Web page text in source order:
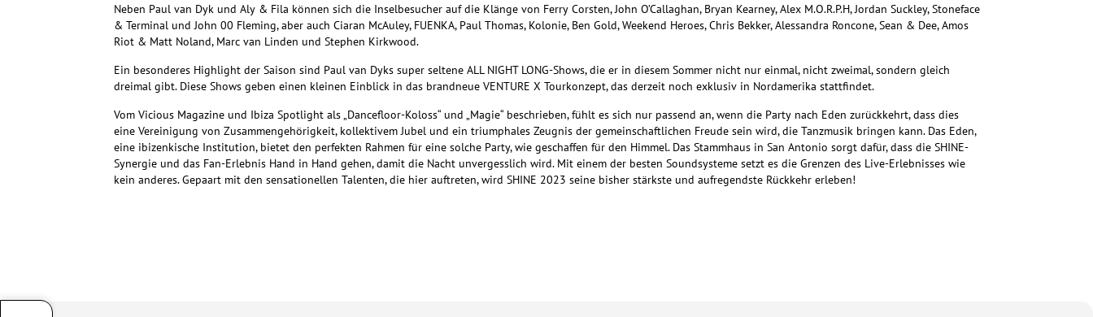
Neben Paul van Dyk und Aly & Fila können sich die Inselbesucher auf die Klänge von Ferry Corsten, John O’Callaghan, Bryan Kearney, Alex M.O.R.P.H, Jordan Suckley, Stoneface
& Terminal und John 00 Fleming, aber auch Ciaran McAuley, FUENKA, Paul Thomas, Kolonie, Ben Gold, Weekend Heroes, Chris Bekker, Alessandra Roncone, Sean & Dee, Amos
Riot & Matt Noland, Marc van Linden und Stephen Kirkwood.
Ein besonderes Highlight der Saison sind Paul van Dyks super seltene ALL NIGHT LONG-Shows, die er in diesem Sommer nicht nur einmal, nicht zweimal, sondern gleich
dreimal gibt. Diese Shows geben einen kleinen Einblick in das brandneue VENTURE X Tourkonzept, das derzeit noch exklusiv in Nordamerika stattfindet.
Vom Vicious Magazine und Ibiza Spotlight als „Dancefloor-Koloss“ und „Magie“ beschrieben, fühlt es sich nur passend an, wenn die Party nach Eden zurückkehrt, dass dies
eine Vereinigung von Zusammengehörigkeit, kollektivem Jubel und ein triumphales Zeugnis der gemeinschaftlichen Freude sein wird, die Tanzmusik bringen kann. Das Eden,
eine ibizenkische Institution, bietet den perfekten Rahmen für eine solche Party, wie geschaffen für den Himmel. Das Stammhaus in San Antonio sorgt dafür, dass die SHINE-
Synergie und das Fan-Erlebnis Hand in Hand gehen, damit die Nacht unvergesslich wird. Mit einem der besten Soundsysteme setzt es die Grenzen des Live-Erlebnisses wie
kein anderes. Gepaart mit den sensationellen Talenten, die hier auftreten, wird SHINE 2023 seine bisher stärkste und aufregendste Rückkehr erleben!